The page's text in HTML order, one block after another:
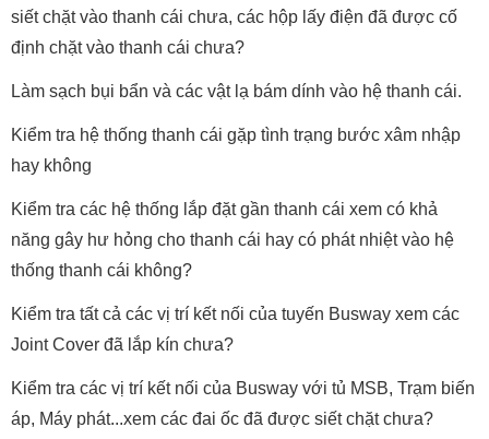
siết chặt vào thanh cái chưa, các hộp lấy điện đã được cố
định chặt vào thanh cái chưa?
Làm sạch bụi bẩn và các vật lạ bám dính vào hệ thanh cái.
Kiểm tra hệ thống thanh cái gặp tình trạng bước xâm nhập
hay không
Kiểm tra các hệ thống lắp đặt gần thanh cái xem có khả
năng gây hư hỏng cho thanh cái hay có phát nhiệt vào hệ
thống thanh cái không?
Kiểm tra tất cả các vị trí kết nối của tuyến Busway xem các
Joint Cover đã lắp kín chưa?
Kiểm tra các vị trí kết nối của Busway với tủ MSB, Trạm biến
áp, Máy phát...xem các đai ốc đã được siết chặt chưa?